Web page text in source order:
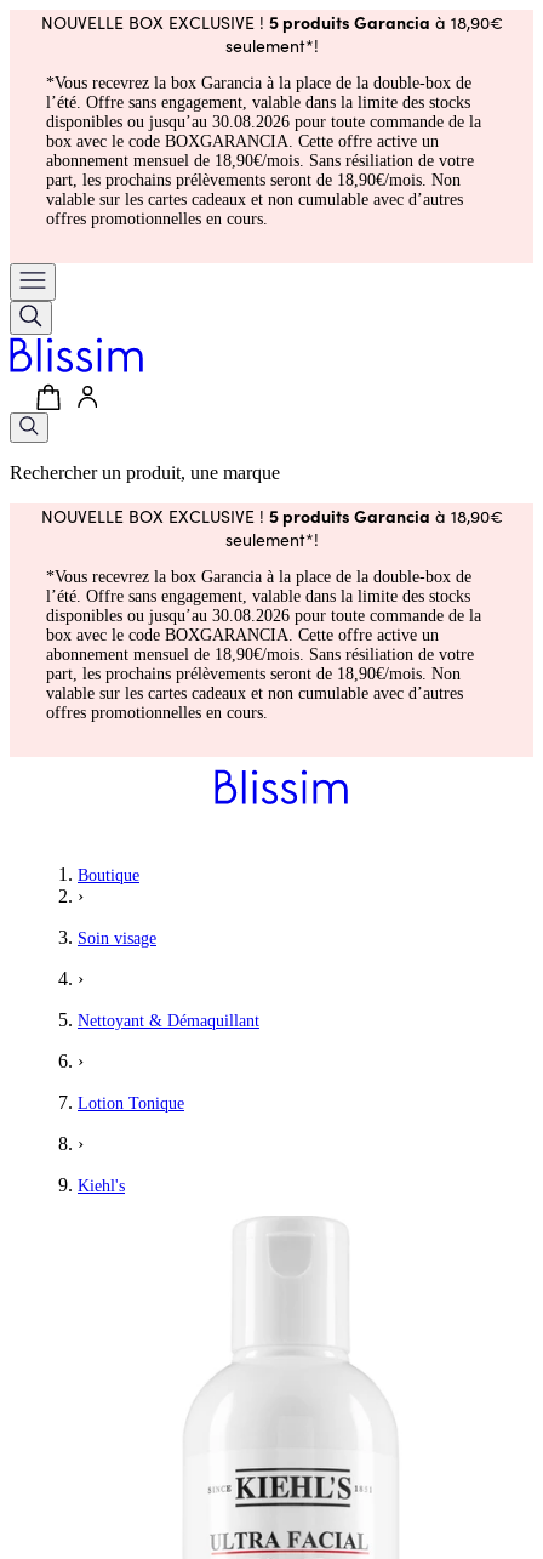
NOUVELLE BOX EXCLUSIVE ! 5 produits Garancia à 18,90€
seulement*!
*Vous recevrez la box Garancia à la place de la double-box de
l’été. Offre sans engagement, valable dans la limite des stocks
disponibles ou jusqu’au 30.08.2026 pour toute commande de la
box avec le code BOXGARANCIA. Cette offre active un
abonnement mensuel de 18,90€/mois. Sans résiliation de votre
part, les prochains prélèvements seront de 18,90€/mois. Non
valable sur les cartes cadeaux et non cumulable avec d’autres
offres promotionnelles en cours.
Rechercher un produit, une marque
NOUVELLE BOX EXCLUSIVE ! 5 produits Garancia à 18,90€
seulement*!
*Vous recevrez la box Garancia à la place de la double-box de
l’été. Offre sans engagement, valable dans la limite des stocks
disponibles ou jusqu’au 30.08.2026 pour toute commande de la
box avec le code BOXGARANCIA. Cette offre active un
abonnement mensuel de 18,90€/mois. Sans résiliation de votre
part, les prochains prélèvements seront de 18,90€/mois. Non
valable sur les cartes cadeaux et non cumulable avec d’autres
offres promotionnelles en cours.
Boutique
›
Soin visage
›
Nettoyant & Démaquillant
›
Lotion Tonique
›
Kiehl's